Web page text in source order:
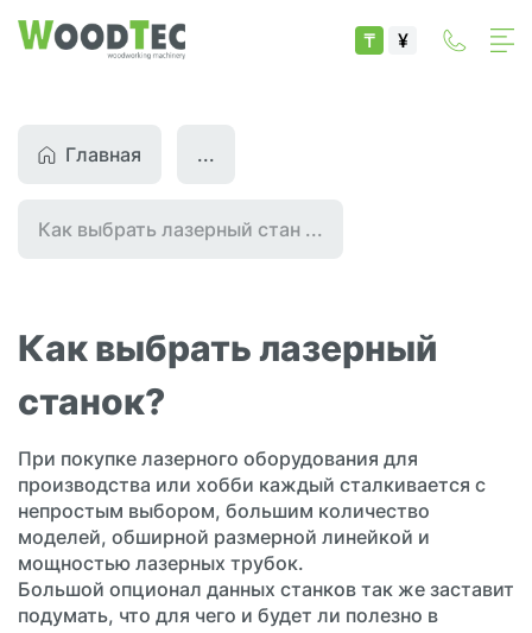
₸ ¥
Главная
Как выбрать лазерный стан ...
...
Как выбрать лазерный
станок?
При покупке лазерного оборудования для
производства или хобби каждый сталкивается с
непростым выбором, большим количество
моделей, обширной размерной линейкой и
мощностью лазерных трубок.
Большой опционал данных станков так же заставит
подумать, что для чего и будет ли полезно в